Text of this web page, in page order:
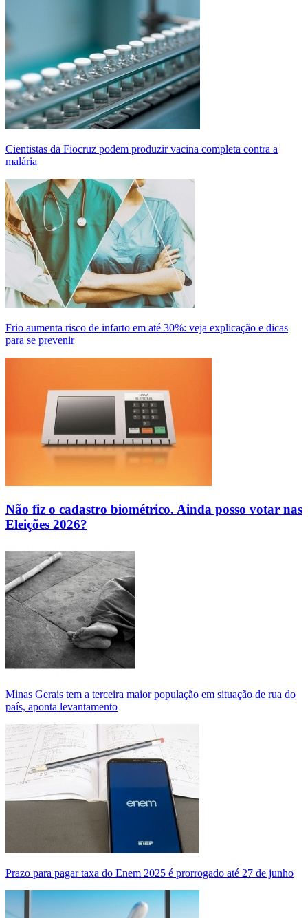
Cientistas da Fiocruz podem produzir vacina completa contra a
malária
Frio aumenta risco de infarto em até 30%: veja explicação e dicas
para se prevenir
Não fiz o cadastro biométrico. Ainda posso votar nas
Eleições 2026?
Minas Gerais tem a terceira maior população em situação de rua do
país, aponta levantamento
Prazo para pagar taxa do Enem 2025 é prorrogado até 27 de junho